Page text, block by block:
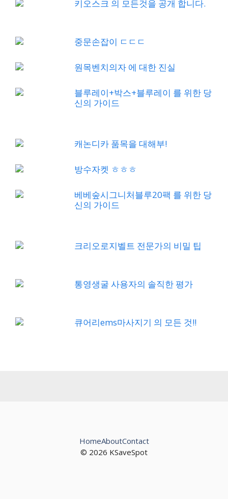
키오스크 의 모든것을 공개 합니다.
중문손잡이 ㄷㄷㄷ
원목벤치의자 에 대한 진실
블루레이+박스+블루레이 를 위한 당
신의 가이드
캐논디카 품목을 대해부!
방수자켓 ㅎㅎㅎ
베베숲시그니처블루20팩 를 위한 당
신의 가이드
크리오로지벨트 전문가의 비밀 팁
통영생굴 사용자의 솔직한 평가
큐어리ems마사지기 의 모든 것!!
© 2026 KSaveSpot
HomeAboutContact